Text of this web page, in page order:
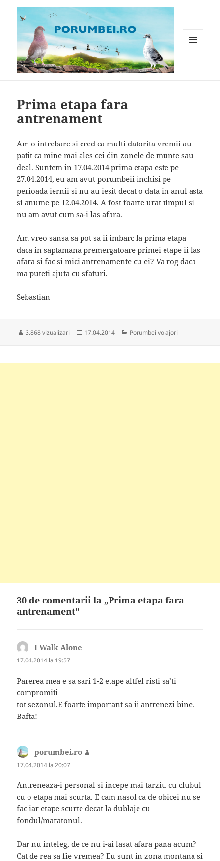
Prima etapa fara
antrenament
Am o intrebare si cred ca multi datorita vremii au
patit ca mine mai ales cei din zonele de munte sau
deal. Suntem in 17.04.2014 prima etapa este pe
27.04.2014, eu am avut porumbeii inchisi pe
perioada iernii si nu au iesit decat o data in anul asta
si anume pe 12.04.2014. A fost foarte urat timpul si
nu am avut cum sa-i las afara.
Am vreo sansa sa pot sa ii imbarc la prima etapa
daca in saptamana premergatoare primei etape ii las
afara si fac si mici antrenamente cu ei? Va rog daca
ma puteti ajuta cu sfaturi.
Sebastian
3.868 vizualizari
Publicat
17.04.2014 Categorii
Porumbei voiajori
30 de comentarii la „Prima etapa fara
antrenament”
I Walk Alone
17.04.2014 la 19:57
Parerea mea e sa sari 1-2 etape altfel risti sa’ti
compromiti
tot sezonul.E foarte important sa ii antrenezi bine.
Bafta!
porumbei.ro
17.04.2014 la 20:07
Antreneaza-i personal si incepe mai tarziu cu clubul
cu o etapa mai scurta. E cam nasol ca de obicei nu se
fac iar etape scurte decat la dublaje cu
fondul/maratonul.
Dar nu inteleg, de ce nu i-ai lasat afara pana acum?
Cat de rea sa fie vremea? Eu sunt in zona montana si